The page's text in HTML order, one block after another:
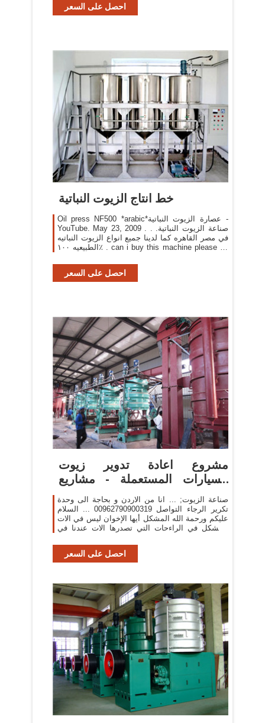
احصل على السعر
خط انتاج الزيوت النباتية
Oil press NF500 *arabic*عصارة الزيوت النباتية -
YouTube. May 23, 2009 . صناعة الزيوت النباتية. .
في مصر القاهره كما لدينا جميع انواع الزيوت النباتيه
الطبيعيه ١٠٠٪ . can i buy this machine please let
احصل على السعر
مشروع اعادة تدوير زيوت
السيارات المستعملة - مشاريع
صغيرة
صناعة الزيوت; ... انا من الاردن و بحاجة الى وحدة
تكرير الرجاء التواصل 00962790900319 ... السلام
عليكم ورحمة الله المشكل أيها الإخوان ليس في الات
المشكل في الراءحات التي تصدرها الات عندنا في
احصل على السعر